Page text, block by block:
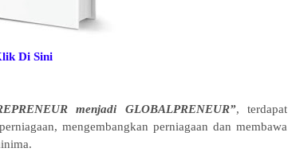
Di Sini
menjadi GLOBALPRENEUR”, terdapat
mengembangkan perniagaan dan membawa